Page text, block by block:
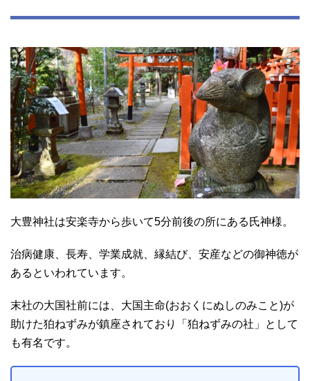
大豊神社は安楽寺から歩いて5分前後の所にある氏神様。
治病健康、長寿、学業成就、縁結び、安産などの御神徳が
あるといわれています。
末社の大国社前には、大国主命(おおくにぬしのみこと)が
助けた狛ねずみが鎮座されており「狛ねずみの社」として
も有名です。